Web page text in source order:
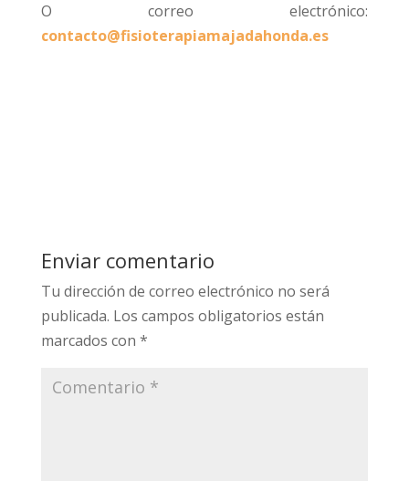
O correo electrónico:
contacto@fisioterapiamajadahonda.es
Enviar comentario
Tu dirección de correo electrónico no será
publicada. Los campos obligatorios están
marcados con *